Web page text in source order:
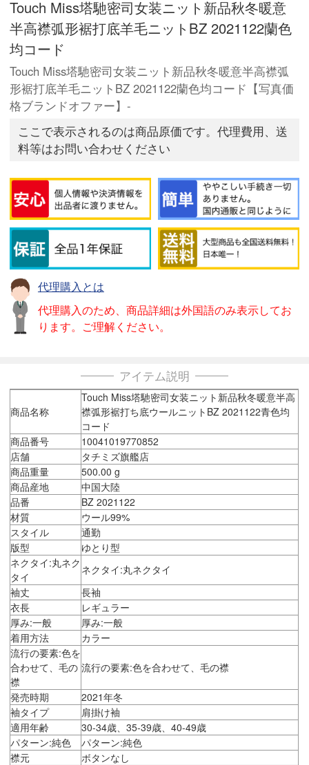
Touch Miss塔馳密司女装ニット新品秋冬暖意
半高襟弧形裾打底羊毛ニットBZ 2021122蘭色
均コード
Touch Miss塔馳密司女装ニット新品秋冬暖意半高襟弧
形裾打底羊毛ニットBZ 2021122蘭色均コード【写真価
格ブランドオファー】-
ここで表示されるのは商品原価です。代理費用、送
料等はお問い合わせください
代理購入とは
代理購入のため、商品詳細は外国語のみ表示してお
ります。ご理解ください。
アイテム説明
商品名称
Touch Miss塔馳密司女装ニット新品秋冬暖意半高
襟弧形裾打ち底ウールニットBZ 2021122青色均
コード
商品番号
10041019770852
店舗
タチミズ旗艦店
商品重量
500.00 g
商品産地
中国大陸
品番
BZ 2021122
材質
ウール99%
スタイル
通勤
版型
ゆとり型
ネクタイ:丸ネク
タイ
ネクタイ:丸ネクタイ
袖丈
長袖
衣長
レギュラー
厚み:一般
厚み:一般
着用方法
カラー
流行の要素:色を
合わせて、毛の
襟
流行の要素:色を合わせて、毛の襟
発売時期
2021年冬
袖タイプ
肩掛け袖
適用年齢
30-34歳、35-39歳、40-49歳
パターン:純色
パターン:純色
襟元
ボタンなし